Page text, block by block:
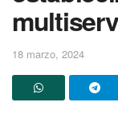
18 marzo, 2024